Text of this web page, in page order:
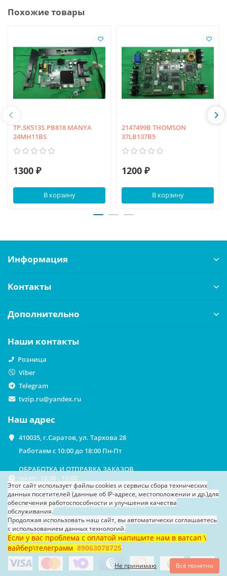
Похожие товары
TP.SK513S.PB818 MANYA
24MH11BS
1300 ₽
В корзину
2147499B THOMSON
37LB137B5
1200 ₽
В корзину
Этот сайт использует файлы cookies и сервисы сбора технических
данных посетителей (данные об IP-адресе, местоположении и др.)для
обеспечения работоспособности и улучшения качества
обслуживания.
Продолжая использовать наш сайт, вы автоматически соглашаетесь
с использованием данных технологий.
Если у вас проблема с оплатой напишите нам в ватсап \
вайбер\телеграмм 89063078725
Не принимаю Всё понятно
Информация
Контакты
Дополнительно
Наши контакты
Розница
Viber
Telegram
tvzip.ru@yandex.ru
Наш адрес
410035, г.Саратов, ул. Тархова 28
Работаем с 10:00 до 18:00 Пн-Пт
ОБРАБОТКА И ОТПРАВКА ЗАКАЗОВ
пн-пт: 10:00 - 19:00
ВЫДАЧА ЗАКАЗОВ НА САМОВЫВОЗ
По предварительной договоренности